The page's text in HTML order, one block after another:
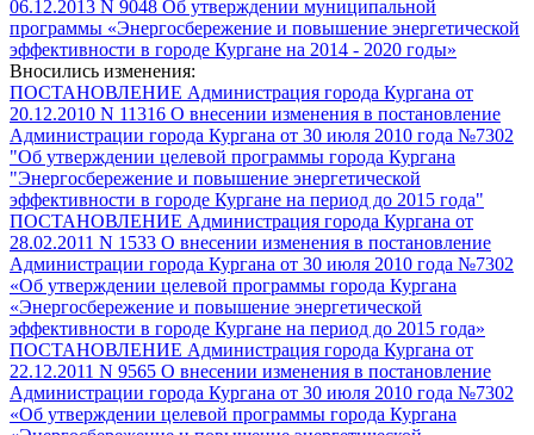
06.12.2013 N 9048 Об утверждении муниципальной
программы «Энергосбережение и повышение энергетической
эффективности в городе Кургане на 2014 - 2020 годы»
Вносились изменения:
ПОСТАНОВЛЕНИЕ Администрация города Кургана от
20.12.2010 N 11316 О внесении изменения в постановление
Администрации города Кургана от 30 июля 2010 года №7302
"Об утверждении целевой программы города Кургана
"Энергосбережение и повышение энергетической
эффективности в городе Кургане на период до 2015 года"
ПОСТАНОВЛЕНИЕ Администрация города Кургана от
28.02.2011 N 1533 О внесении изменения в постановление
Администрации города Кургана от 30 июля 2010 года №7302
«Об утверждении целевой программы города Кургана
«Энергосбережение и повышение энергетической
эффективности в городе Кургане на период до 2015 года»
ПОСТАНОВЛЕНИЕ Администрация города Кургана от
22.12.2011 N 9565 О внесении изменения в постановление
Администрации города Кургана от 30 июля 2010 года №7302
«Об утверждении целевой программы города Кургана